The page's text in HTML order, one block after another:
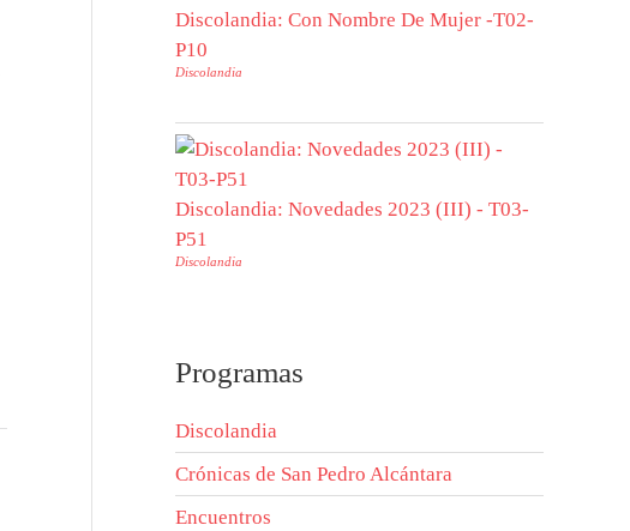
Discolandia: Con Nombre De Mujer -T02-
P10
Discolandia
Discolandia: Novedades 2023 (III) - T03-
P51
Discolandia
Programas
Discolandia
Crónicas de San Pedro Alcántara
Encuentros